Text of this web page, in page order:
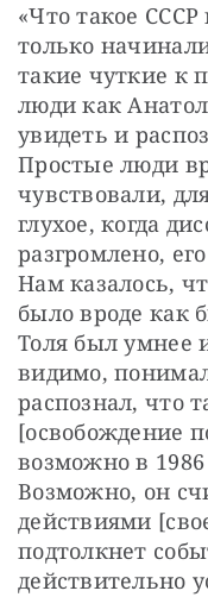
«Что такое
только
такие чуткие к
люди как
увидеть и
Простые люди
чувствовали,
глухое, когда
разгромлено,
Нам казалось,
было вроде как
Толя был умнее
видимо,
распознал, что
[освобождение
возможно в 1986
Возможно, он
действиями
подтолкнет
действительно